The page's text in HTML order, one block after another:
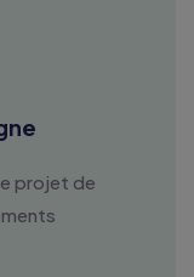
projet de